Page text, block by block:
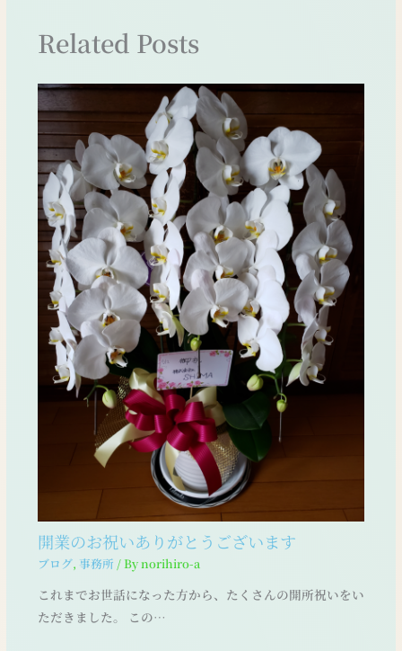
Related Posts
開業のお祝いありがとうございます
ブログ, 事務所 / Bynorihiro-a
これまでお世話になった方から、たくさんの開所祝いをい
ただきました。 この…